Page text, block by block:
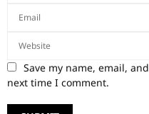
Save my name, email,
next time I comment.